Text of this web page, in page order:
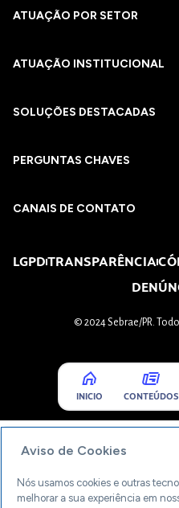
ATUAÇÃO POR SETOR
ATUAÇÃO INSTITUCIONAL
SOLUÇÕES DESTACADAS
PERGUNTAS CHAVES​
CANAIS DE CONTATO
LGPDTRANSPARÊNCIA
© 2024 Sebrae/PR.
INICIO CONTEÚDOS
Aviso de Cookies
Nós usamos cookies e outras
melhorar a sua experiência em